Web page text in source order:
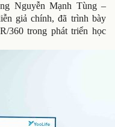
Nguyễn Mạnh Tùng –
giả chính, đã trình bày
360 trong phát triển học